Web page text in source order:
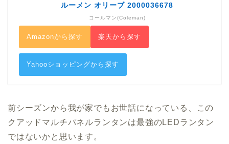
ルーメン オリーブ 2000036678
コールマン(Coleman)
Amazonから探す 楽天から探す
Yahooショッピングから探す
前シーズンから我が家でもお世話になっている、この
クアッドマルチパネルランタンは最強のLEDランタン
ではないかと思います。